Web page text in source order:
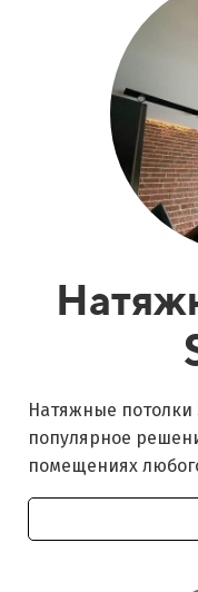
Натяжные потолки
популярное
помещениях